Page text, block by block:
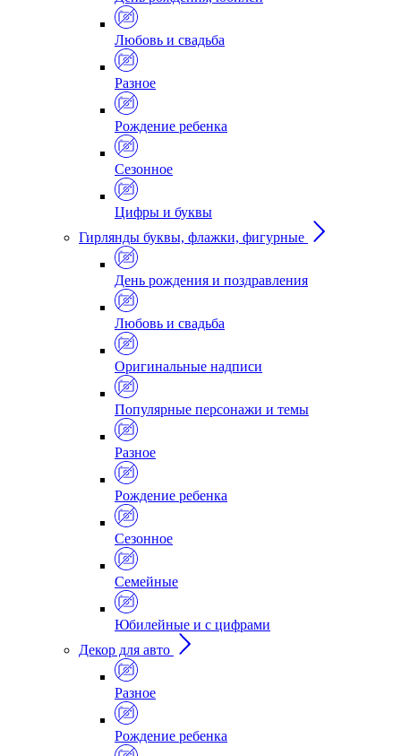
Любовь и свадьба
Разное
Рождение ребенка
Сезонное
Цифры и буквы
Гирлянды буквы, флажки, фигурные
День рождения и поздравления
Любовь и свадьба
Оригинальные надписи
Популярные персонажи и темы
Разное
Рождение ребенка
Сезонное
Семейные
Юбилейные и с цифрами
Декор для авто
Разное
Рождение ребенка